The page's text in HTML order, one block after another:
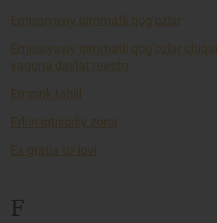
Emissiyaviy qimmatli qog’ozlar
Emissiyaviy qimmatli qog’ozlar
yagona davlat reestri
Empirik tahlil
Erkin iqtisodiy zona
Ex gratia toʻlovi
F